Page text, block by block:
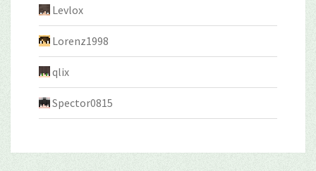
Levlox
Lorenz1998
qlix
Spector0815